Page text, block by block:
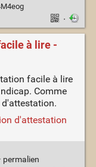
·
à lire -
facile à lire
Comme
d'attestation
permalien